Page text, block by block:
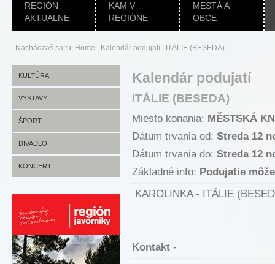
REGIÓN
AKTUÁLNE
KAM V
REGIÓNE
MESTÁ A
OBCE
Nachádzaš sa tu: Home Kalendár podujatí ITÁLIE (BESEDA)
KULTÚRA
VÝSTAVY
ŠPORT
DIVADLO
KONCERT
Kalendár podujatí
ITÁLIE (BESEDA)
Miesto konania: MĚSTSKÁ
Dátum trvania od: Streda 12
Dátum trvania do: Streda 12
Základné info: Podujatie
KAROLINKA - ITÁLIE
Kontakt -